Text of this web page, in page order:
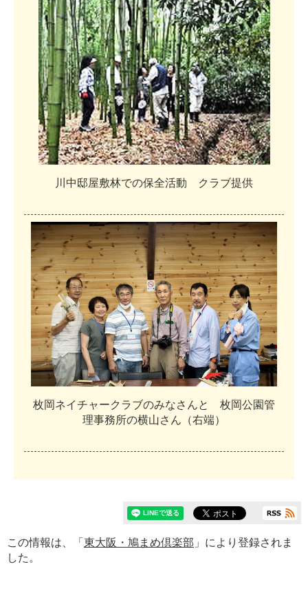
川 中邸屋敷林での保全活動 ク ラブ提供
枚岡ネイチャーク ラブのみなさ んと 枚岡公園管
理事務所の横山さ ん （右端）
この情報は、「 東大阪・鳩まめ倶楽部 」により登録されま
した。